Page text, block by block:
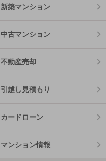
新築マンション
中古マンション
不動産売却
引越し見積もり
カードローン
マンション情報